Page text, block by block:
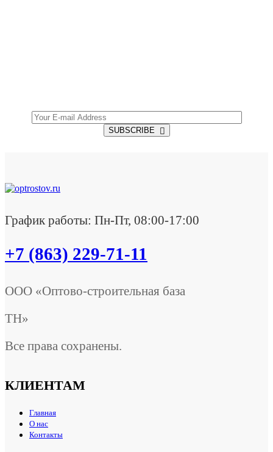
SUBSCRIBE
График работы: Пн-Пт, 08:00-17:00
+7 (863) 229-71-11
ООО «Оптово-строительная база
ТН»
Все права сохранены.
КЛИЕНТАМ
Главная
О нас
Контакты